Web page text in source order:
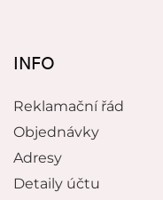
INFO
Reklamační řád
Objednávky
Adresy
Detaily účtu